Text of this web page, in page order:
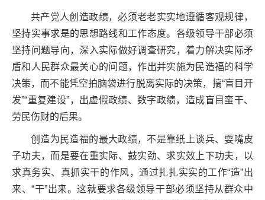
共产党人创造政绩，必须老老实实地遵循客观规律，
坚持实事求是的思想路线和工作态度。各级领导干部必须
坚持问题导向，深入实际做好调查研究，着力解决实际矛
盾和人民群众最关心的问题，作出并实施为民造福的科学
决策，而不能凭空拍脑袋进行脱离实际的决策，搞“盲目开
发”“重复建设”，出虚假政绩、数字政绩，造成盲目蛮干、
劳民伤财的后果。
创造为民造福的最大政绩，不是靠纸上谈兵、耍嘴皮
子功夫，而是要在重实际、鼓实劲、求实效上下功夫，以
求真务实、真抓实干的作风，通过扎扎实实的工作“造”出
来、“干”出来。这就要求各级领导干部必须坚持从群众中